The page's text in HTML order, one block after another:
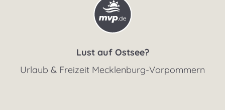
Lust auf Ostsee?
Urlaub & Freizeit Mecklenburg-Vorpommern